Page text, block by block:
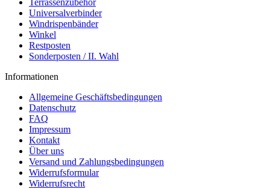
Terrassenzubehör
Universalverbinder
Windrispenbänder
Winkel
Restposten
Sonderposten / II. Wahl
Informationen
Allgemeine Geschäftsbedingungen
Datenschutz
FAQ
Impressum
Kontakt
Über uns
Versand und Zahlungsbedingungen
Widerrufsformular
Widerrufsrecht